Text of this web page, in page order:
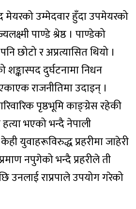
मेयरको उम्मेदवार हुँदा उपमेयरको
पाण्डे श्रेष्ठ । पाण्डेको
छोटो र अप्रत्यासित थियो ।
शङ्कास्पद दुर्घटनामा निधन
राजनीतिमा उदाइन् ।
पृष्ठभूमि काङ्ग्रेस रहेकी
भएको भन्दै नेपाली
युवाहरूविरुद्ध प्रहरीमा जाहेरी
नपुगेको भन्दै प्रहरीले ती
उनलाई राप्रपाले उपयोग गरेको